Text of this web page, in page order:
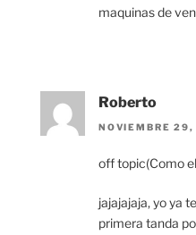
maquinas de
Roberto
NOVIEMBRE
off topic(Como
jajajajaja, yo ya
primera tanda